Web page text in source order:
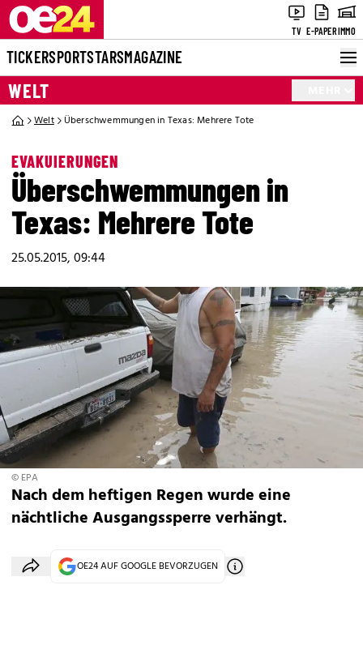
TV E-PAPERIMMO
TICKERSPORTSTARSMAGAZINE
WELT
Welt Überschwemmungen in Texas: Mehrere Tote
EVAKUIERUNGEN
Überschwemmungen in
Texas: Mehrere Tote
25.05.2015, 09:44
© EPA
Nach dem heftigen Regen wurde eine
nächtliche Ausgangssperre verhängt.
OE24 AUF GOOGLE BEVORZUGEN